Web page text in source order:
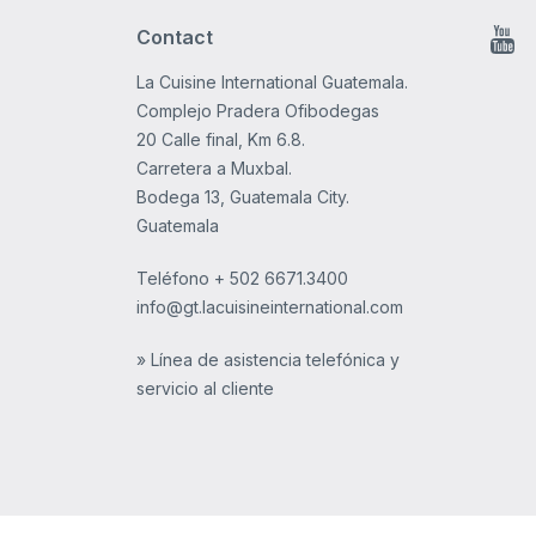
Contact
La Cuisine International Guatemala.
Complejo Pradera Ofibodegas
20 Calle final, Km 6.8.
Carretera a Muxbal.
Bodega 13, Guatemala City.
Guatemala
Teléfono + 502 6671.3400
info@gt.lacuisineinternational.com
» Línea de asistencia telefónica y
servicio al cliente